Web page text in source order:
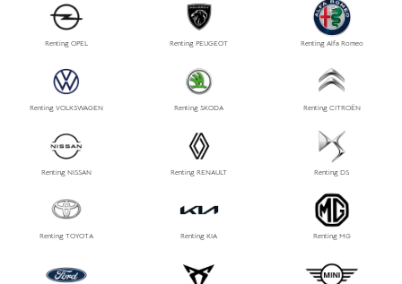
Renting OPEL Renting PEUGEOT Renting Alfa Romeo
Renting VOLKSWAGEN Renting SKODA Renting CITROËN
Renting NISSAN Renting RENAULT Renting DS
Renting TOYOTA Renting KIA Renting MG